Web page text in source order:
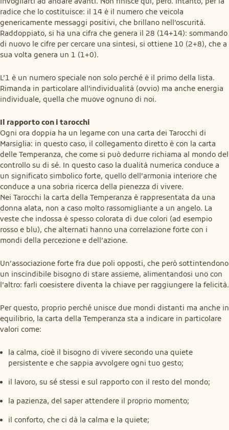
radice che lo costituisce: il 14 è il numero che veicola
genericamente messaggi positivi, che brillano nell’oscurità.
Raddoppiato, si ha una cifra che genera il 28 (14+14): sommando
di nuovo le cifre per cercare una sintesi, si ottiene 10 (2+8), che a
sua volta genera un 1 (1+0).
L’1 è un numero speciale non solo perché è il primo della lista.
Rimanda in particolare all’individualità (ovvio) ma anche energia
individuale, quella che muove ognuno di noi.
Il rapporto con i tarocchi
Ogni ora doppia ha un legame con una carta dei Tarocchi di
Marsiglia: in questo caso, il collegamento diretto è con la carta
delle Temperanza, che come si può dedurre richiama al mondo del
controllo su di sé. In questo caso la dualità numerica conduce a
un significato simbolico forte, quello dell’armonia interiore che
conduce a una sobria ricerca della pienezza di vivere.
Nei Tarocchi la carta della Temperanza è rappresentata da una
donna alata, non a caso molto rassomigliante a un angelo. La
veste che indossa è spesso colorata di due colori (ad esempio
rosso e blu), che alternati hanno una correlazione forte con i
mondi della percezione e dell’azione.
Un’associazione forte fra due poli opposti, che però sottintendono
un inscindibile bisogno di stare assieme, alimentandosi uno con
l’altro: farli coesistere diventa la chiave per raggiungere la felicità.
Per questo, proprio perché unisce due mondi distanti ma anche in
equilibrio, la carta della Temperanza sta a indicare in particolare
valori come:
la calma, cioè il bisogno di vivere secondo una quiete
persistente e che sappia avvolgere ogni tuo gesto;
il lavoro, su sé stessi e sul rapporto con il resto del mondo;
la pazienza, del saper attendere il proprio momento;
il conforto, che ci dà la calma e la quiete;